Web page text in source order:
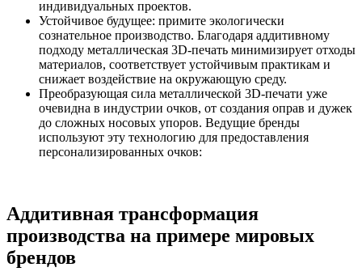
индивидуальных проектов.
Устойчивое будущее: примите экологически
сознательное производство. Благодаря аддитивному
подходу металлическая 3D-печать минимизирует отходы
материалов, соответствует устойчивым практикам и
снижает воздействие на окружающую среду.
Преобразующая сила металлической 3D-печати уже
очевидна в индустрии очков, от создания оправ и дужек
до сложных носовых упоров. Ведущие бренды
используют эту технологию для предоставления
персонализированных очков:
Аддитивная трансформация
производства на примере мировых
брендов